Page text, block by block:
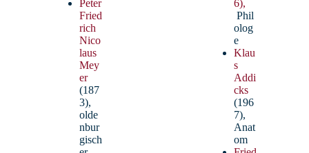
Peter
Fried
rich
Nico
laus
Mey
er
(187
3),
olde
nbur
gisch
6),
Phil
olog
e
Klau
s
Addi
cks
(196
7),
Anat
om